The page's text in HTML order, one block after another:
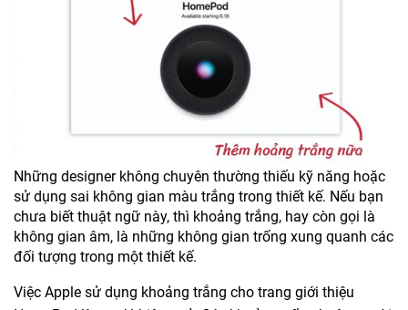
Những designer không chuyên thường thiếu kỹ năng hoặc
sử dụng sai không gian màu trắng trong thiết kế. Nếu bạn
chưa biết thuật ngữ này, thì khoảng trắng, hay còn gọi là
không gian âm, là những không gian trống xung quanh các
đối tượng trong một thiết kế.
Việc Apple sử dụng khoảng trắng cho trang giới thiệu